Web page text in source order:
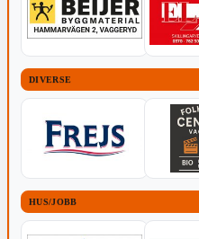
DIVERSE
HUS/JOBB